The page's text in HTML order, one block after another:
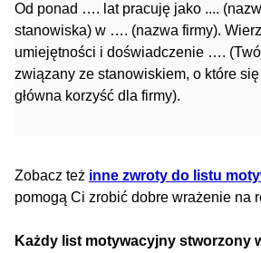
Od ponad …. lat pracuję jako ....
stanowiska) w …. (nazwa firmy).
umiejętności i doświadczenie ….
związany ze stanowiskiem, o które
główna korzyść dla firmy).
Zobacz też inne zwroty do listu
pomogą Ci zrobić dobre wrażenie na
Każdy list motywacyjny stworzony